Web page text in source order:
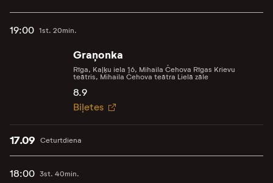
19:00 1st. 20min.
Graņonka
Rīga, Kaļķu iela 16, Mihaila Čehova Rīgas Krievu
teātris, Mihaila Čehova teātra Lielā zāle
8.9
Biļetes
Ceturtdiena
17.09
18:00 3st. 40min.